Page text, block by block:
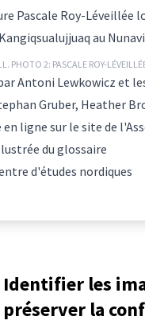
Pascale Roy-
au
PHOTO 2: PASCALE ROY-
Antoni Lewkowicz et
Gruber, Heather
en lignesur le site de
du glossaire
d'études nordiques
Identifier les
préserver la